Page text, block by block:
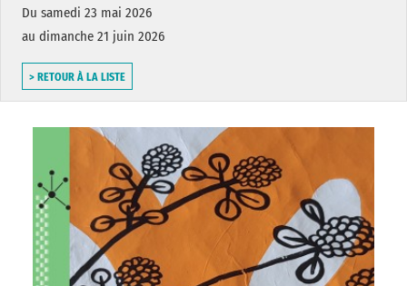
Du samedi 23 mai 2026
au dimanche 21 juin 2026
> RETOUR À LA LISTE